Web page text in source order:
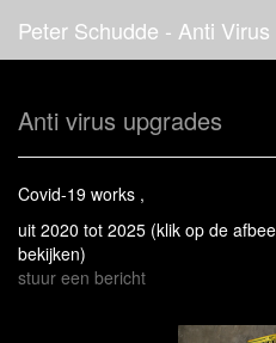
Peter Schudde - Anti
Anti virus upgrades
Covid-19 works ,
uit 2020 tot 2025 (klik op de
bekijken)
stuur een bericht